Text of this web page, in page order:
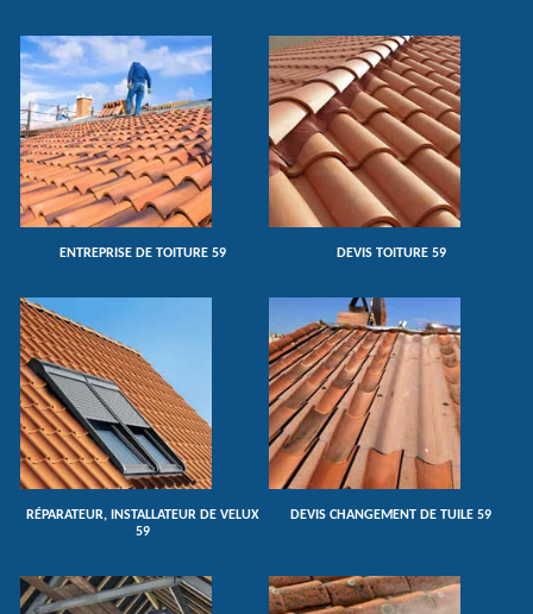
ENTREPRISE DE TOITURE 59 DEVIS TOITURE 59
RÉPARATEUR, INSTALLATEUR DE VELUX
59
DEVIS CHANGEMENT DE TUILE 59